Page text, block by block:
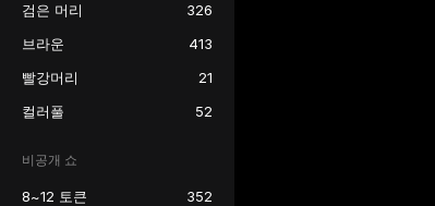
검은 머리
326
브라운
413
빨강머리
21
컬러풀
52
비공개 쇼
8~12 토큰
352